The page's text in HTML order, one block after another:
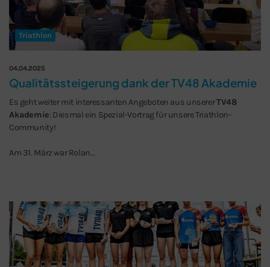
Triathlon
04.04.2025
Qualitätssteigerung dank der TV48 Akademie
Es geht weiter mit interessanten Angeboten aus unsererTV48
Akademie: Diesmal ein Spezial-Vortrag für unsere Triathlon-
Community!
Am 31. März war Rolan…